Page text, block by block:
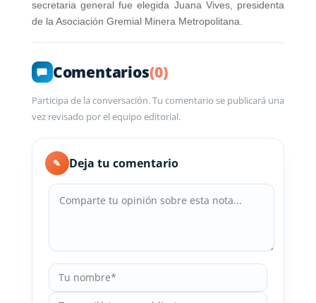
secretaria general fue elegida Juana Vives, presidenta
de la Asociación Gremial Minera Metropolitana.
Comentarios(0)
Participa de la conversación. Tu comentario se publicará una
vez revisado por el equipo editorial.
✎ Deja tu comentario